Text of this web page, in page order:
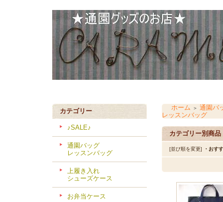
カテゴリー
♪SALE♪
通園バッグ
レッスンバッグ
上履き入れ
シューズケース
お弁当ケース
ホーム ＞ 通園バ
レッスンバッグ
カテゴリー別商品
[並び順を変更] ・おす